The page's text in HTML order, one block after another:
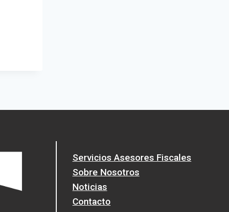
Servicios Asesores Fiscales
Sobre Nosotros
Noticias
Contacto